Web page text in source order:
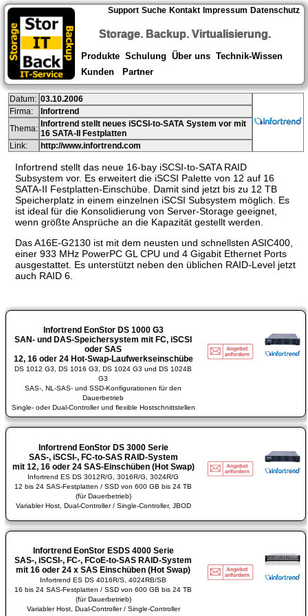
Support Suche Kontakt Impressum Datenschutz
Storage. Backup. Virtualisierung.
Produkte Schulung Über uns Technik-Wissen
Kunden
Partner
Datum: 03.10.2006
Firma:
Infortrend
Thema: Infortrend stellt neues iSCSI-to-SATA System vor mit
16 SATA-II Festplatten
Link:
http://www.infortrend.com
Infortrend stellt das neue 16-bay iSCSI-to-SATA RAID
Subsystem vor. Es erweitert die iSCSI Palette von 12 auf 16
SATA-II Festplatten-Einschübe. Damit sind jetzt bis zu 12 TB
Speicherplatz in einem einzelnen iSCSI Subsystem möglich. Es
ist ideal für die Konsolidierung von Server-Storage geeignet,
wenn größte Ansprüche an die Kapazität gestellt werden.
Das A16E-G2130 ist mit dem neusten und schnellsten ASIC400,
einer 933 MHz PowerPC GL CPU und 4 Gigabit Ethernet Ports
ausgestattet. Es unterstützt neben den üblichen RAID-Level jetzt
auch RAID 6.
Infortrend EonStor DS 1000 G3
SAN- und DAS-Speichersystem mit FC, iSCSI
oder SAS
12, 16 oder 24 Hot-Swap-Laufwerkseinschübe
DS 1012 G3, DS 1016 G3, DS 1024 G3 und DS 1024B
G3
SAS-, NL-SAS- und SSD-Konfigurationen für den
Dauerbetrieb
Single- oder Dual-Controller und flexible Hostschnittstellen
Infortrend EonStor DS 3000 Serie
SAS-, iSCSI-, FC-to-SAS RAID-System
mit 12, 16 oder 24 SAS-Einschüben (Hot Swap)
Infortrend ES DS 3012R/G, 3016R/G, 3024R/G
12 bis 24 SAS-Festplatten / SSD von 600 GB bis 24 TB
(für Dauerbetrieb)
Variabler Host, Dual-Controller / Single-Controller, JBOD
Infortrend EonStor ESDS 4000 Serie
SAS-, iSCSI-, FC-, FCoE-to-SAS RAID-System
mit 16 oder 24 x SAS Einschüben (Hot Swap)
Infortrend ES DS 4016R/S, 4024RB/SB
16 bis 24 SAS-Festplatten / SSD von 600 GB bis 24 TB
(für Dauerbetrieb)
Variabler Host, Dual-Controller / Single-Controller